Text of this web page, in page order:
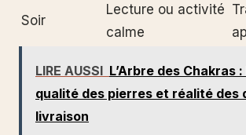
Soir
Lecture ou activité
calme
LIRE AUSSI L’Arbre des Chakras
qualité des pierres et réalité des
livraison